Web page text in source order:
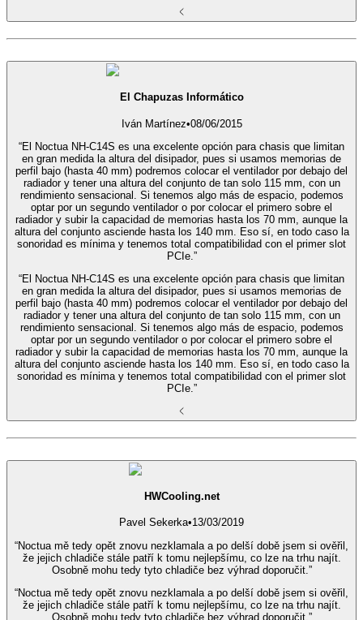
El Chapuzas Informático
Iván Martínez•08/06/2015
“El Noctua NH-C14S es una excelente opción para chasis que limitan
en gran medida la altura del disipador, pues si usamos memorias de
perfil bajo (hasta 40 mm) podremos colocar el ventilador por debajo del
radiador y tener una altura del conjunto de tan solo 115 mm, con un
rendimiento sensacional. Si tenemos algo más de espacio, podemos
optar por un segundo ventilador o por colocar el primero sobre el
radiador y subir la capacidad de memorias hasta los 70 mm, aunque la
altura del conjunto asciende hasta los 140 mm. Eso sí, en todo caso la
sonoridad es mínima y tenemos total compatibilidad con el primer slot
PCIe.”
“El Noctua NH-C14S es una excelente opción para chasis que limitan
en gran medida la altura del disipador, pues si usamos memorias de
perfil bajo (hasta 40 mm) podremos colocar el ventilador por debajo del
radiador y tener una altura del conjunto de tan solo 115 mm, con un
rendimiento sensacional. Si tenemos algo más de espacio, podemos
optar por un segundo ventilador o por colocar el primero sobre el
radiador y subir la capacidad de memorias hasta los 70 mm, aunque la
altura del conjunto asciende hasta los 140 mm. Eso sí, en todo caso la
sonoridad es mínima y tenemos total compatibilidad con el primer slot
PCIe.”
HWCooling.net
Pavel Sekerka•13/03/2019
“Noctua mě tedy opět znovu nezklamala a po delší době jsem si ověřil,
že jejich chladiče stále patří k tomu nejlepšímu, co lze na trhu najít.
Osobně mohu tedy tyto chladiče bez výhrad doporučit.”
“Noctua mě tedy opět znovu nezklamala a po delší době jsem si ověřil,
že jejich chladiče stále patří k tomu nejlepšímu, co lze na trhu najít.
Osobně mohu tedy tyto chladiče bez výhrad doporučit.”